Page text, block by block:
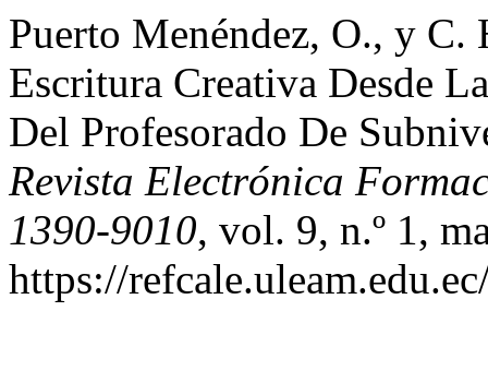
Puerto Menéndez, O., y C.
Escritura Creativa Desde
Del Profesorado De
Revista Electrónica
1390-9010, vol. 9, n.º 1,
https://